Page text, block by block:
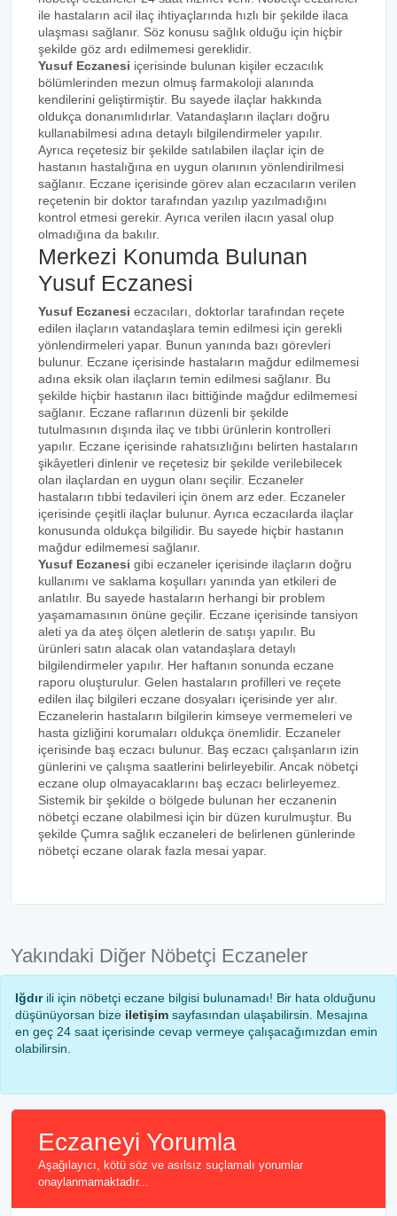
ile hastaların acil ilaç ihtiyaçlarında hızlı bir şekilde ilaca
ulaşması sağlanır. Söz konusu sağlık olduğu için hiçbir
şekilde göz ardı edilmemesi gereklidir.
Yusuf Eczanesi içerisinde bulunan kişiler eczacılık
bölümlerinden mezun olmuş farmakoloji alanında
kendilerini geliştirmiştir. Bu sayede ilaçlar hakkında
oldukça donanımlıdırlar. Vatandaşların ilaçları doğru
kullanabilmesi adına detaylı bilgilendirmeler yapılır.
Ayrıca reçetesiz bir şekilde satılabilen ilaçlar için de
hastanın hastalığına en uygun olanının yönlendirilmesi
sağlanır. Eczane içerisinde görev alan eczacıların verilen
reçetenin bir doktor tarafından yazılıp yazılmadığını
kontrol etmesi gerekir. Ayrıca verilen ilacın yasal olup
olmadığına da bakılır.
Merkezi Konumda Bulunan
Yusuf Eczanesi
Yusuf Eczanesi eczacıları, doktorlar tarafından reçete
edilen ilaçların vatandaşlara temin edilmesi için gerekli
yönlendirmeleri yapar. Bunun yanında bazı görevleri
bulunur. Eczane içerisinde hastaların mağdur edilmemesi
adına eksik olan ilaçların temin edilmesi sağlanır. Bu
şekilde hiçbir hastanın ilacı bittiğinde mağdur edilmemesi
sağlanır. Eczane raflarının düzenli bir şekilde
tutulmasının dışında ilaç ve tıbbi ürünlerin kontrolleri
yapılır. Eczane içerisinde rahatsızlığını belirten hastaların
şikâyetleri dinlenir ve reçetesiz bir şekilde verilebilecek
olan ilaçlardan en uygun olanı seçilir. Eczaneler
hastaların tıbbi tedavileri için önem arz eder. Eczaneler
içerisinde çeşitli ilaçlar bulunur. Ayrıca eczacılarda ilaçlar
konusunda oldukça bilgilidir. Bu sayede hiçbir hastanın
mağdur edilmemesi sağlanır.
Yusuf Eczanesi gibi eczaneler içerisinde ilaçların doğru
kullanımı ve saklama koşulları yanında yan etkileri de
anlatılır. Bu sayede hastaların herhangi bir problem
yaşamamasının önüne geçilir. Eczane içerisinde tansiyon
aleti ya da ateş ölçen aletlerin de satışı yapılır. Bu
ürünleri satın alacak olan vatandaşlara detaylı
bilgilendirmeler yapılır. Her haftanın sonunda eczane
raporu oluşturulur. Gelen hastaların profilleri ve reçete
edilen ilaç bilgileri eczane dosyaları içerisinde yer alır.
Eczanelerin hastaların bilgilerin kimseye vermemeleri ve
hasta gizliğini korumaları oldukça önemlidir. Eczaneler
içerisinde baş eczacı bulunur. Baş eczacı çalışanların izin
günlerini ve çalışma saatlerini belirleyebilir. Ancak nöbetçi
eczane olup olmayacaklarını baş eczacı belirleyemez.
Sistemik bir şekilde o bölgede bulunan her eczanenin
nöbetçi eczane olabilmesi için bir düzen kurulmuştur. Bu
şekilde Çumra sağlık eczaneleri de belirlenen günlerinde
nöbetçi eczane olarak fazla mesai yapar.
Yakındaki Diğer Nöbetçi Eczaneler
Iğdırili için nöbetçi eczane bilgisi bulunamadı! Bir hata olduğunu
düşünüyorsan bize iletişim sayfasından ulaşabilirsin. Mesajına
en geç 24 saat içerisinde cevap vermeye çalışacağımızdan emin
olabilirsin.
Eczaneyi Yorumla
Aşağılayıcı, kötü söz ve asılsız suçlamalı yorumlar
onaylanmamaktadır...